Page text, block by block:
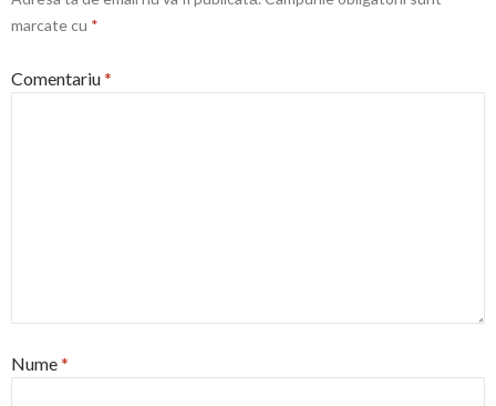
marcate cu *
Comentariu*
Nume*